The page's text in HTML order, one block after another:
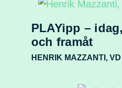
PLAYipp –
och framåt
HENRIK MAZZANTI,